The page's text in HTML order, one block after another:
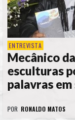
ENTREVISTA
Mecânico
esculturas
palavras
POR RONALDO MATOS